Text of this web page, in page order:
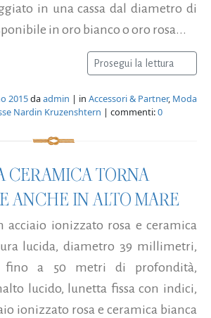
in una cassa dal diametro di
in oro bianco o oro rosa...
Prosegui la lettura
2015daadmin | in Accessori & Partner, Moda
Nardin Kruzenshtern | commenti:0
CERAMICA TORNA
ANCHE IN ALTO MARE
acciaio ionizzato rosa e ceramica
lucida, diametro 39 millimetri,
fino a 50 metri di profondità,
lucido, lunetta fissa con indici,
ionizzato rosa e ceramica bianca